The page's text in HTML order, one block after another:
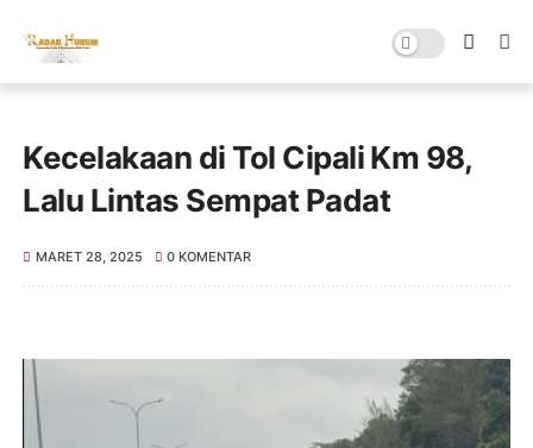
Kecelakaan di Tol Cipali Km 98,
Lalu Lintas Sempat Padat
MARET 28, 2025 0 KOMENTAR